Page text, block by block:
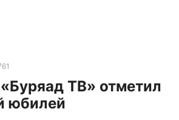
ТВ» отметил
юбилей